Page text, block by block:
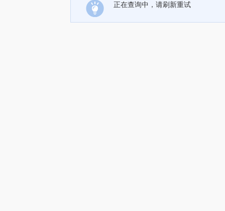
正在查询中，请刷新重试